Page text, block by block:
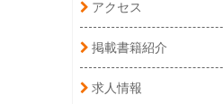
アクセス
掲載書籍紹介
求人情報